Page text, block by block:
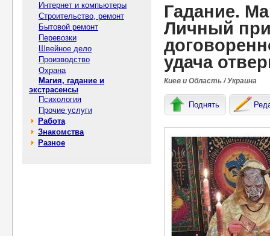
Интернет и компьютеры
Строительство, ремонт
Бытовой ремонт
Перевозки
Швейное дело
Производство
Охрана
Магия, гадание и
экстрасенсы
Психология
Прочие услуги
Работа
Знакомства
Разное
Гадание.
Личный
удача
Киев и Область / Украина
Поднять